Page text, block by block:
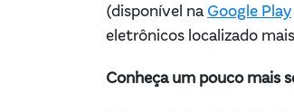
(disponível na Google Play
eletrônicos localizado
Conheça um pouco mais